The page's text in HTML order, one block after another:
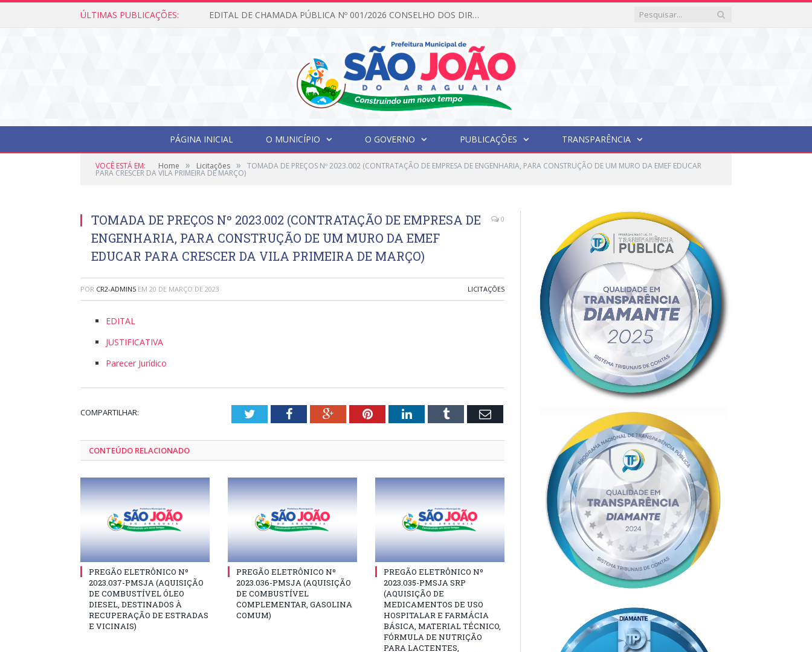
ÚLTIMAS PUBLICAÇÕES: EDITAL DE CHAMADA PÚBLICA Nº 001/2026 CONSELHO DOS DIREITOS DA CRIANÇA E DO ADOLESCENTE
PÁGINA INICIAL O MUNICÍPIO O GOVERNO PUBLICAÇÕES TRANSPARÊNCIA
VOCÊ ESTÁ EM: Home » Licitações » TOMADA DE PREÇOS Nº 2023.002 (CONTRATAÇÃO DE EMPRESA DE ENGENHARIA, PARA CONSTRUÇÃO DE UM MURO DA EMEF EDUCAR
PARA CRESCER DA VILA PRIMEIRA DE MARÇO)
TOMADA DE PREÇOS Nº 2023.002 (CONTRATAÇÃO DE EMPRESA DE
ENGENHARIA, PARA CONSTRUÇÃO DE UM MURO DA EMEF
EDUCAR PARA CRESCER DA VILA PRIMEIRA DE MARÇO)
0
POR CR2-ADMIN5 EM 20 DE MARÇO DE 2023 LICITAÇÕES
EDITAL
JUSTIFICATIVA
Parecer Jurídico
COMPARTILHAR: TwitterFacebookGoogle+PinterestLinkedInTumblr Email
CONTEÚDO RELACIONADO
PREGÃO ELETRÔNICO Nº
2023.037-PMSJA (AQUISIÇÃO
DE COMBUSTÍVEL ÓLEO
DIESEL, DESTINADOS À
RECUPERAÇÃO DE ESTRADAS
E VICINAIS)
PREGÃO ELETRÔNICO Nº
2023.036-PMSJA (AQUISIÇÃO
DE COMBUSTÍVEL
COMPLEMENTAR, GASOLINA
COMUM)
PREGÃO ELETRÔNICO Nº
2023.035-PMSJA SRP
(AQUISIÇÃO DE
MEDICAMENTOS DE USO
HOSPITALAR E FARMÁCIA
BÁSICA, MATERIAL TÉCNICO,
FÓRMULA DE NUTRIÇÃO
PARA LACTENTES,